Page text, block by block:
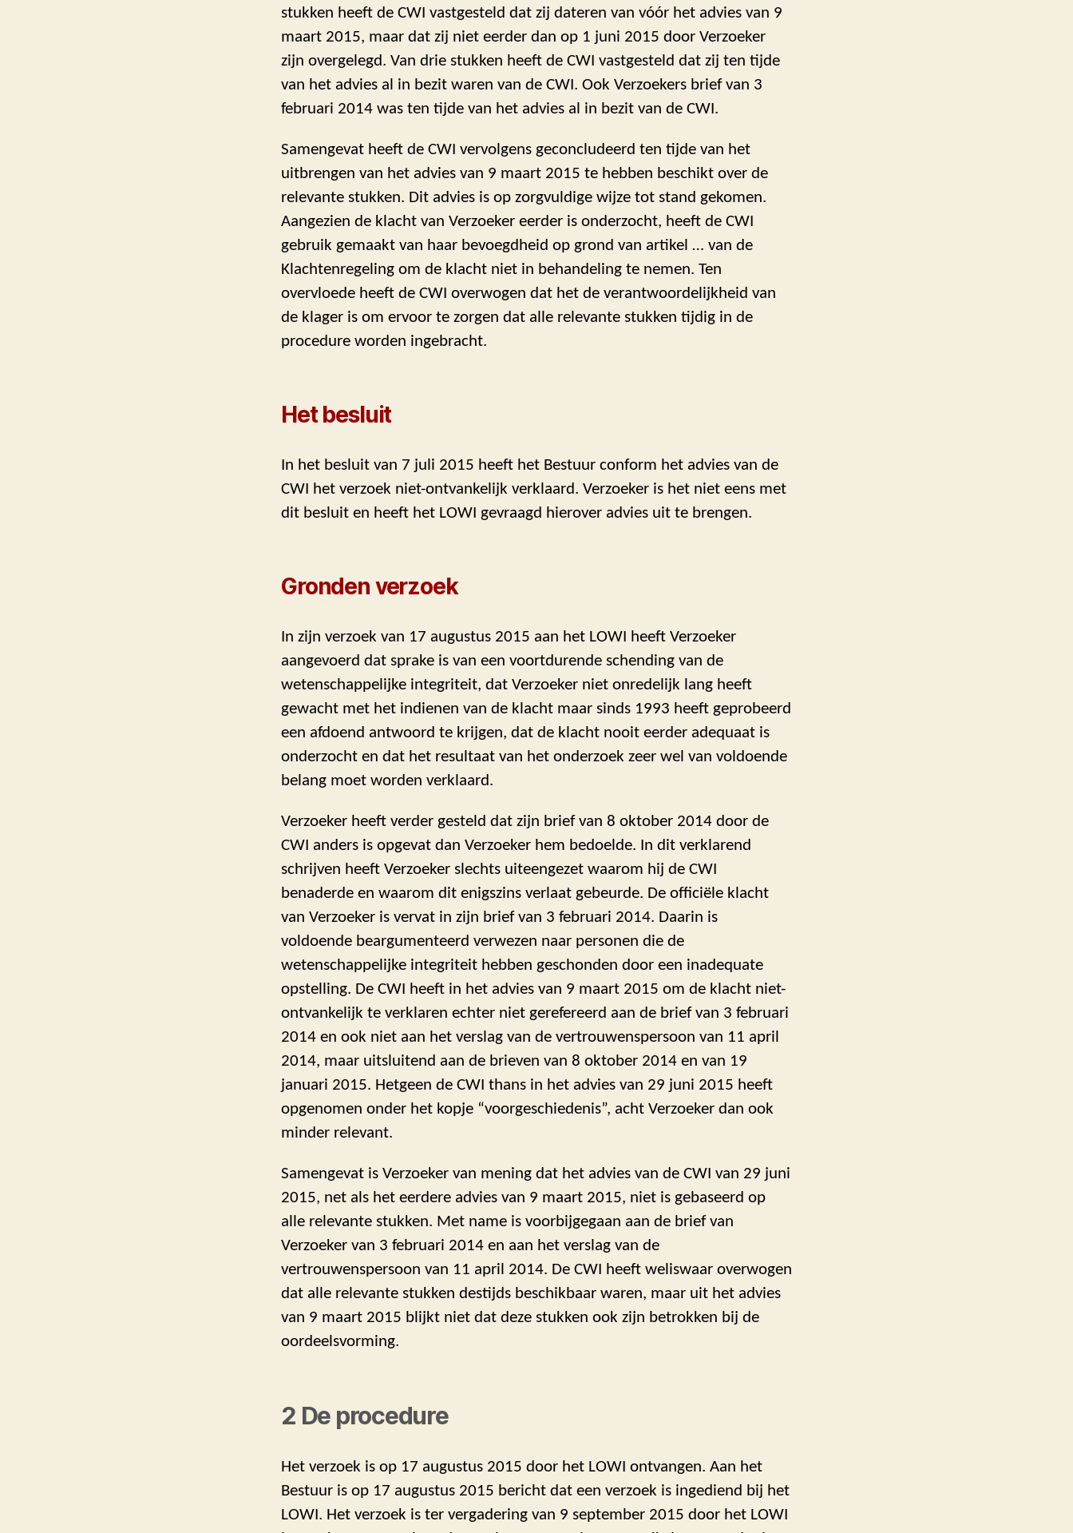
stukken heeft de CWI vastgesteld dat zij dateren van vóór het advies van 9
maart 2015, maar dat zij niet eerder dan op 1 juni 2015 door Verzoeker
zijn overgelegd. Van drie stukken heeft de CWI vastgesteld dat zij ten tijde
van het advies al in bezit waren van de CWI. Ook Verzoekers brief van 3
februari 2014 was ten tijde van het advies al in bezit van de CWI.
Samengevat heeft de CWI vervolgens geconcludeerd ten tijde van het
uitbrengen van het advies van 9 maart 2015 te hebben beschikt over de
relevante stukken. Dit advies is op zorgvuldige wijze tot stand gekomen.
Aangezien de klacht van Verzoeker eerder is onderzocht, heeft de CWI
gebruik gemaakt van haar bevoegdheid op grond van artikel … van de
Klachtenregeling om de klacht niet in behandeling te nemen. Ten
overvloede heeft de CWI overwogen dat het de verantwoordelijkheid van
de klager is om ervoor te zorgen dat alle relevante stukken tijdig in de
procedure worden ingebracht.
Het besluit
In het besluit van 7 juli 2015 heeft het Bestuur conform het advies van de
CWI het verzoek niet-ontvankelijk verklaard. Verzoeker is het niet eens met
dit besluit en heeft het LOWI gevraagd hierover advies uit te brengen.
Gronden verzoek
In zijn verzoek van 17 augustus 2015 aan het LOWI heeft Verzoeker
aangevoerd dat sprake is van een voortdurende schending van de
wetenschappelijke integriteit, dat Verzoeker niet onredelijk lang heeft
gewacht met het indienen van de klacht maar sinds 1993 heeft geprobeerd
een afdoend antwoord te krijgen, dat de klacht nooit eerder adequaat is
onderzocht en dat het resultaat van het onderzoek zeer wel van voldoende
belang moet worden verklaard.
Verzoeker heeft verder gesteld dat zijn brief van 8 oktober 2014 door de
CWI anders is opgevat dan Verzoeker hem bedoelde. In dit verklarend
schrijven heeft Verzoeker slechts uiteengezet waarom hij de CWI
benaderde en waarom dit enigszins verlaat gebeurde. De officiële klacht
van Verzoeker is vervat in zijn brief van 3 februari 2014. Daarin is
voldoende beargumenteerd verwezen naar personen die de
wetenschappelijke integriteit hebben geschonden door een inadequate
opstelling. De CWI heeft in het advies van 9 maart 2015 om de klacht niet-
ontvankelijk te verklaren echter niet gerefereerd aan de brief van 3 februari
2014 en ook niet aan het verslag van de vertrouwenspersoon van 11 april
2014, maar uitsluitend aan de brieven van 8 oktober 2014 en van 19
januari 2015. Hetgeen de CWI thans in het advies van 29 juni 2015 heeft
opgenomen onder het kopje “voorgeschiedenis”, acht Verzoeker dan ook
minder relevant.
Samengevat is Verzoeker van mening dat het advies van de CWI van 29 juni
2015, net als het eerdere advies van 9 maart 2015, niet is gebaseerd op
alle relevante stukken. Met name is voorbijgegaan aan de brief van
Verzoeker van 3 februari 2014 en aan het verslag van de
vertrouwenspersoon van 11 april 2014. De CWI heeft weliswaar overwogen
dat alle relevante stukken destijds beschikbaar waren, maar uit het advies
van 9 maart 2015 blijkt niet dat deze stukken ook zijn betrokken bij de
oordeelsvorming.
2 De procedure
Het verzoek is op 17 augustus 2015 door het LOWI ontvangen. Aan het
Bestuur is op 17 augustus 2015 bericht dat een verzoek is ingediend bij het
LOWI. Het verzoek is ter vergadering van 9 september 2015 door het LOWI